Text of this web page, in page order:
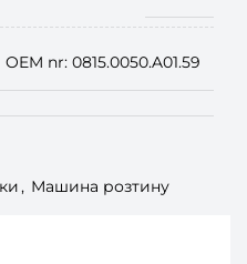
OEM nr: 0815.0050.A01.59
, Машина розтину